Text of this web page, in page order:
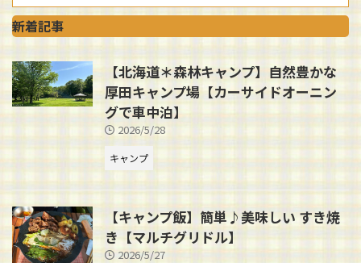
新着記事
【北海道＊森林キャンプ】自然豊かな
厚田キャンプ場【カーサイドオーニン
グで車中泊】
2026/5/28
キャンプ
【キャンプ飯】簡単♪美味しい すき焼
き【マルチグリドル】
2026/5/27